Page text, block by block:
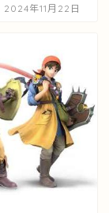
2024年11月22日